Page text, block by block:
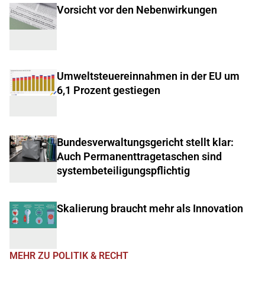
Vorsicht vor den Nebenwirkungen
Umweltsteuereinnahmen in der EU um
6,1 Prozent gestiegen
Bundesverwaltungsgericht stellt klar:
Auch Permanenttragetaschen sind
systembeteiligungspflichtig
Skalierung braucht mehr als Innovation
MEHR ZU POLITIK & RECHT